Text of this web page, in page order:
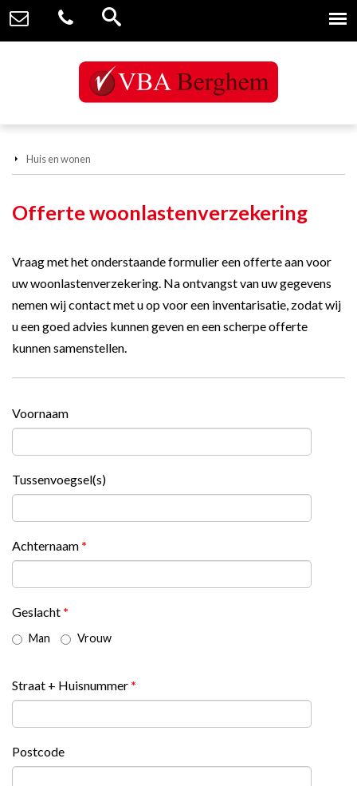
Huis en wonen
Offerte woonlastenverzekering
Vraag met het onderstaande formulier een offerte aan voor
uw woonlastenverzekering. Na ontvangst van uw gegevens
nemen wij contact met u op voor een inventarisatie, zodat wij
u een goed advies kunnen geven en een scherpe offerte
kunnen samenstellen.
Voornaam
Tussenvoegsel(s)
Achternaam *
Geslacht *
Man Vrouw
Straat + Huisnummer *
Postcode